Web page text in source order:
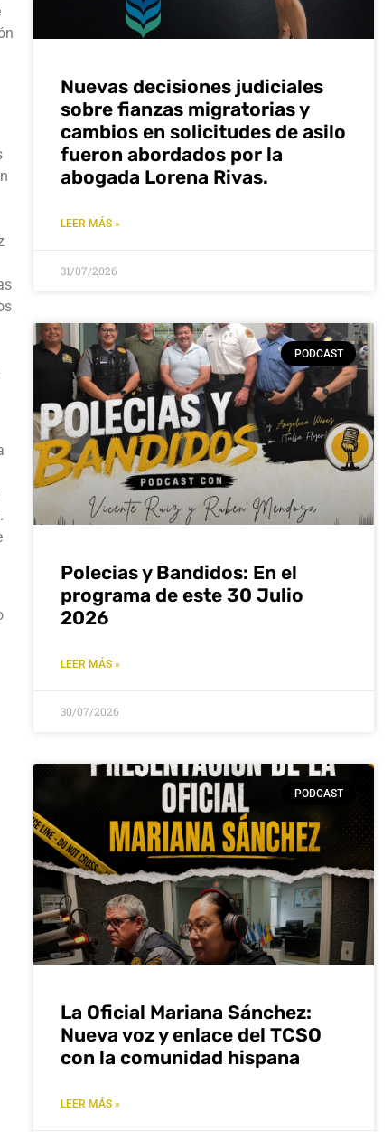
Nuevas decisiones judiciales
sobre fianzas migratorias y
cambios en solicitudes de asilo
fueron abordados por la
abogada Lorena Rivas.
LEER MÁS »
31/07/2026
PODCAST
Polecias y Bandidos: En el
programa de este 30 Julio
2026
LEER MÁS »
30/07/2026
PODCAST
La Oficial Mariana Sánchez:
Nueva voz y enlace del TCSO
con la comunidad hispana
LEER MÁS »